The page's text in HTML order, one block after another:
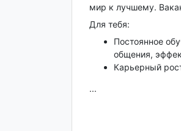
мир к лучшему.
Для тебя:
Постоянное
общения,
Карьерный
...